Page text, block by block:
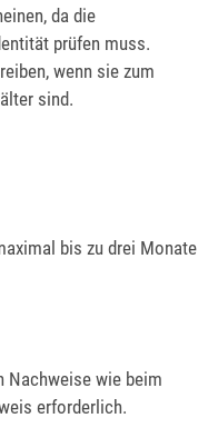
da die
prüfen muss.
wenn sie zum
sind.
bis zu drei Monate
Nachweise wie beim
erforderlich.